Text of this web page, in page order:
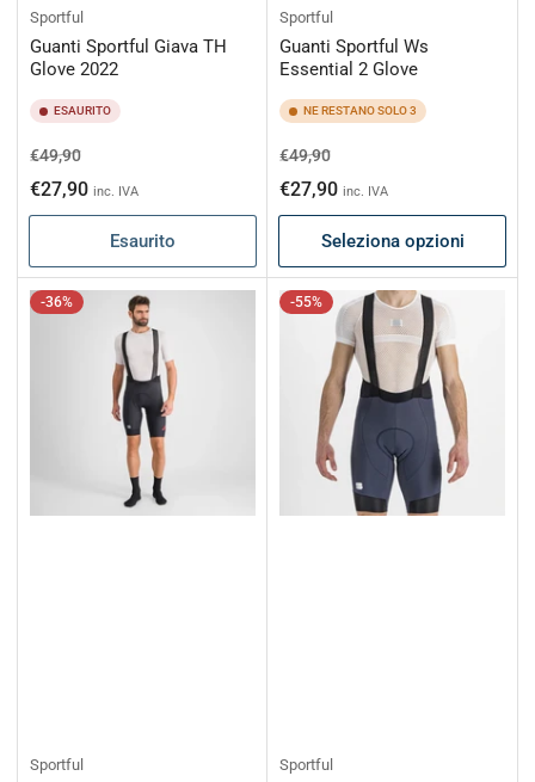
Sportful
Guanti Sportful Giava TH
Glove 2022
ESAURITO
Prezzo
di
listino
€49,90Prezzo
scontato
€27,90 inc. IVA
Esaurito
Sportful
Guanti Sportful Ws
Essential 2 Glove
NE RESTANO SOLO 3
Prezzo
di
listino
€49,90Prezzo
scontato
€27,90 inc. IVA
Seleziona opzioni
-36%
Sportful
-55%
Sportful